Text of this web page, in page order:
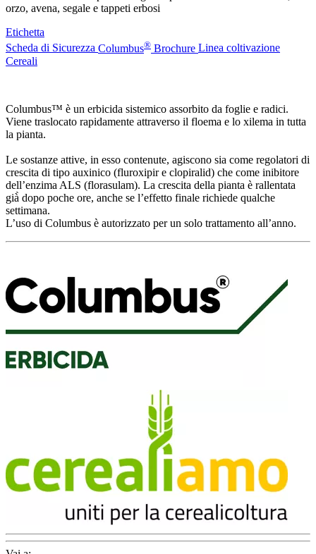
orzo, avena, segale e tappeti erbosi
Etichetta
Scheda di Sicurezza Columbus® Brochure Linea coltivazione
Cereali
Columbus™ è un erbicida sistemico assorbito da foglie e radici.
Viene traslocato rapidamente attraverso il floema e lo xilema in tutta
la pianta.
Le sostanze attive, in esso contenute, agiscono sia come regolatori di
crescita di tipo auxinico (fluroxipir e clopiralid) che come inibitore
dell’enzima ALS (florasulam). La crescita della pianta è rallentata
già̀ dopo poche ore, anche se l’effetto finale richiede qualche
settimana.
L’uso di Columbus è autorizzato per un solo trattamento all’anno.